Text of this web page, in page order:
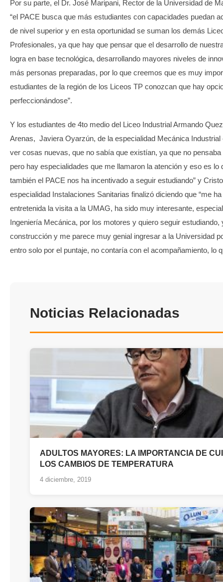
Por su parte, el Dr. José Maripani, Rector de la Universidad de
“el PACE busca que más estudiantes con capacidades puedan
de nivel superior y en esta oportunidad se suman los demás
Profesionales, ya que hay que pensar que el desarrollo de
logra en base tecnológica, desarrollando mayores niveles de
más personas preparadas, por lo que creemos que es muy
estudiantes de la región de los Liceos TP conozcan que hay
perfeccionándose”.
Y los estudiantes de 4to medio del Liceo Industrial Armando
Arenas, Javiera Oyarzún, de la especialidad Mecánica Industrial
ver cosas nuevas, que no sabía que existían, ya que no
pero hay especialidades que me llamaron la atención y eso es lo
también el PACE nos ha incentivado a seguir estudiando” y
especialidad Instalaciones Sanitarias finalizó diciendo que “me
entretenida la visita a la UMAG, ha sido muy interesante,
Ingeniería Mecánica, por los motores y quiero seguir estudiando,
construcción y me parece muy genial ingresar a la Universidad
entro solo por el puntaje, no contaría con el acompañamiento, lo
Noticias Relacionadas
ADULTOS MAYORES: LA IMPORTANCIA DE
LOS CAMBIOS DE TEMPERATURA
4 diciembre, 2019